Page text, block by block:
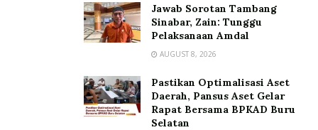
Jawab Sorotan Tambang
Sinabar, Zain: Tunggu
Pelaksanaan Amdal
AUGUST 8, 2026
Pastikan Optimalisasi Aset
Daerah, Pansus Aset Gelar
Rapat Bersama BPKAD Buru
Selatan